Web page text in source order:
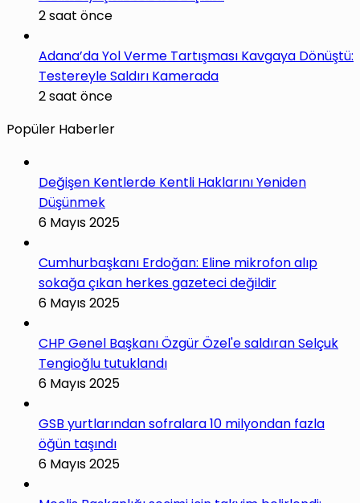
2 saat önce
Adana’da Yol Verme Tartışması Kavgaya Dönüştü:
Testereyle Saldırı Kamerada
2 saat önce
Popüler Haberler
Değişen Kentlerde Kentli Haklarını Yeniden
Düşünmek
6 Mayıs 2025
Cumhurbaşkanı Erdoğan: Eline mikrofon alıp
sokağa çıkan herkes gazeteci değildir
6 Mayıs 2025
CHP Genel Başkanı Özgür Özel'e saldıran Selçuk
Tengioğlu tutuklandı
6 Mayıs 2025
GSB yurtlarından sofralara 10 milyondan fazla
öğün taşındı
6 Mayıs 2025